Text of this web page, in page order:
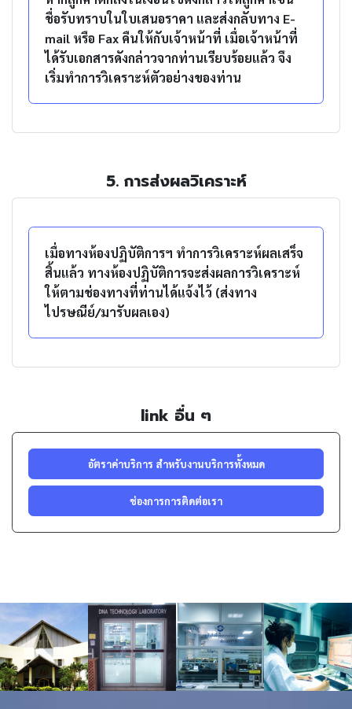
ชื่อรับทราบในใบเสนอราคา และส่งกลับทาง E-
mail หรือ Fax คืนให้กับเจ้าหน้าที่ เมื่อเจ้าหน้าที่
ได้รับเอกสารดังกล่าวจากท่านเรียบร้อยแล้ว จึง
เริ่มทำการวิเคราะห์ตัวอย่างของท่าน
5. การส่งผลวิเคราะห์
เมื่อทางห้องปฏิบัติการฯ ทำการวิเคราะห์ผลเสร็จ
สิ้นแล้ว ทางห้องปฏิบัติการจะส่งผลการวิเคราะห์
ให้ตามช่องทางที่ท่านได้แจ้งไว้ (ส่งทาง
ไปรษณีย์/มารับผลเอง)
link อื่น ๆ
อัตราค่าบริการ สำหรับงานบริการทั้งหมด
ช่องการการติดต่อเรา